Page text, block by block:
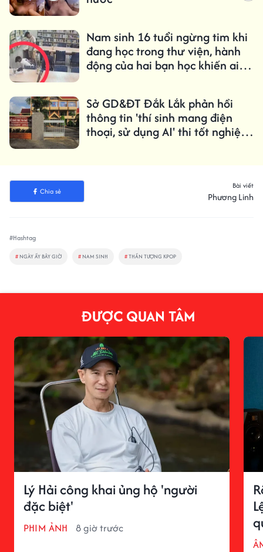
Nam sinh 16 tuổi ngừng tim khi
đang học trong thư viện, hành
động của hai bạn học khiến ai
Sở GD&ĐT Đắk Lắk phản hồi
thông tin 'thí sinh mang điện
thoại, sử dụng AI' thi tốt nghiệp
Chia sẻ
Bài viết
Phương Linh
#Hashtag
# NGÀY ẤY BÂY GIỜ # NAM SINH #THẦN TƯỢNG KPOP
ĐƯỢC QUAN TÂM
Lý Hải công khai ủng hộ 'người
đặc biệt'
PHIM ẢNH 8 giờ trước